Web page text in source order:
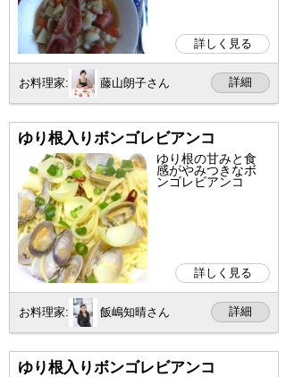
詳しく見る
お料理家: 藤山朗子さん 詳細
ゆり根入りボンゴレビアンコ
ゆり根の甘みと食
感がやみつきなボ
ンゴレビアンコ
詳しく見る
お料理家: 飯嶋知晴さん 詳細
ゆり根入りボンゴレビアンコ